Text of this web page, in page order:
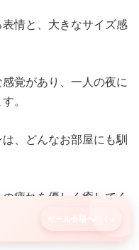
セール会場へ行く
情と、大きなサイズ感
覚があり、一人の夜に
。
、どんなお部屋にも馴
疲れを優しく癒してく